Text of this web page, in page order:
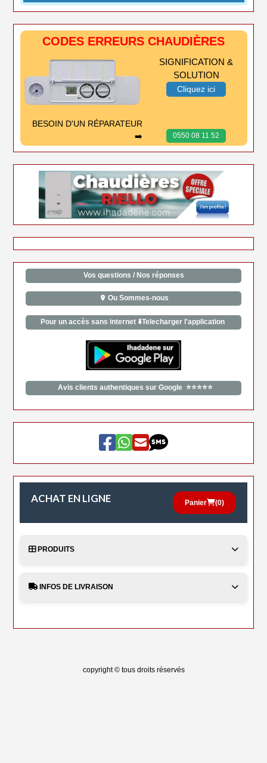
CODES ERREURS CHAUDIÈRES
SIGNIFICATION &
SOLUTION
Cliquez ici
0550 08 11 52
BESOIN D'UN RÉPARATEUR
➡️
Vos questions / Nos réponses
Ou Sommes-nous
Pour un accès sans internet ⬇️Telecharger l'application
Avis clients authentiques sur Google ⭐⭐⭐⭐⭐
ACHAT EN LIGNE Panier (0)
PRODUITS
INFOS DE LIVRAISON
copyright © tous droits réservés